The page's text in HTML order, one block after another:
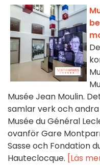
Musée Jean Moulin.
samlar verk och
Musée du Général
ovanför Gare
Sasse och Fondation
Hauteclocque. [Läs